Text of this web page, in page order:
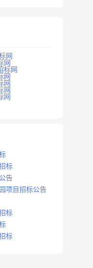
网
网
标网
网
网
网
网
标
告
项目招标公告
标
标